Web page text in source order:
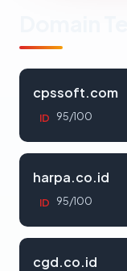
cpssoft.com
ID 95/100
harpa.co.id
ID 95/100
cgd.co.id